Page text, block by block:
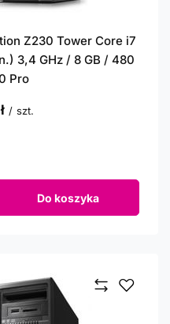
Z230 Tower Core i7
3,4 GHz / 8 GB / 480
Pro
/ szt.
Do koszyka